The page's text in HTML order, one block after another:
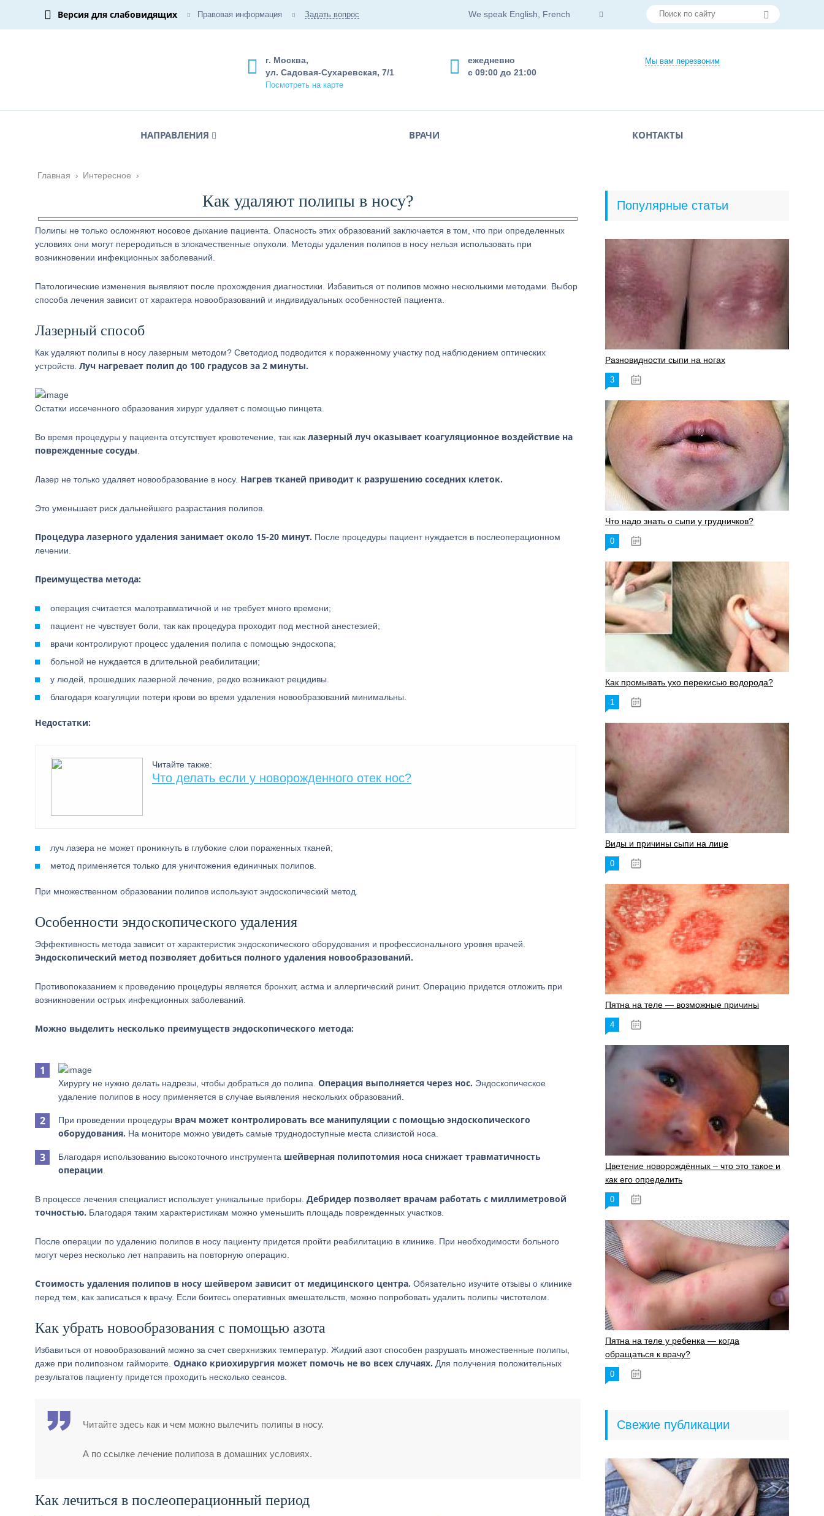
Версия для слабовидящих Правовая информация Задать вопрос We speak English, French
Мы вам перезвоним
ежедневно
с 09:00 до 21:00
г. Москва,
ул. Садовая-Сухаревская, 7/1
Посмотреть на карте
НАПРАВЛЕНИЯ ВРАЧИ КОНТАКТЫ
Главная › Интересное ›
Как удаляют полипы в носу?
Полипы не только осложняют носовое дыхание пациента. Опасность этих образований заключается в том, что при определенных
условиях они могут переродиться в злокачественные опухоли. Методы удаления полипов в носу нельзя использовать при
возникновении инфекционных заболеваний.
Патологические изменения выявляют после прохождения диагностики. Избавиться от полипов можно несколькими методами. Выбор
способа лечения зависит от характера новообразований и индивидуальных особенностей пациента.
Лазерный способ
Как удаляют полипы в носу лазерным методом? Светодиод подводится к пораженному участку под наблюдением оптических
устройств. Луч нагревает полип до 100 градусов за 2 минуты.
Остатки иссеченного образования хирург удаляет с помощью пинцета.
Во время процедуры у пациента отсутствует кровотечение, так как лазерный луч оказывает коагуляционное воздействие на
поврежденные сосуды
Лазер не только удаляет новообразование в носу. Нагрев тканей приводит к разрушению соседних клеток.
Это уменьшает риск дальнейшего разрастания полипов.
Процедура лазерного удаления занимает около 15-20 минут. После процедуры пациент нуждается в послеоперационном
лечении.
Преимущества метода:
операция считается малотравматичной и не требует много времени;
пациент не чувствует боли, так как процедура проходит под местной анестезией;
врачи контролируют процесс удаления полипа с помощью эндоскопа;
больной не нуждается в длительной реабилитации;
у людей, прошедших лазерной лечение, редко возникают рецидивы.
благодаря коагуляции потери крови во время удаления новообразований минимальны.
Недостатки:
Читайте также:
Что делать если у новорожденного отек нос?
луч лазера не может проникнуть в глубокие слои пораженных тканей;
метод применяется только для уничтожения единичных полипов.
При множественном образовании полипов используют эндоскопический метод.
Особенности эндоскопического удаления
Эффективность метода зависит от характеристик эндоскопического оборудования и профессионального уровня врачей.
Эндоскопический метод позволяет добиться полного удаления новообразований.
Противопоказанием к проведению процедуры является бронхит, астма и аллергический ринит. Операцию придется отложить при
возникновении острых инфекционных заболеваний.
Можно выделить несколько преимуществ эндоскопического метода:
Хирургу не нужно делать надрезы, чтобы добраться до полипа. Операция выполняется через нос. Эндоскопическое
удаление полипов в носу применяется в случае выявления нескольких образований.
При проведении процедуры врач может контролировать все манипуляции с помощью эндоскопического
оборудования. На мониторе можно увидеть самые труднодоступные места слизистой носа.
Благодаря использованию высокоточного инструмента шейверная полипотомия носа снижает травматичность
операции
В процессе лечения специалист использует уникальные приборы. Дебридер позволяет врачам работать с миллиметровой
точностью. Благодаря таким характеристикам можно уменьшить площадь поврежденных участков.
После операции по удалению полипов в носу пациенту придется пройти реабилитацию в клинике. При необходимости больного
могут через несколько лет направить на повторную операцию.
Стоимость удаления полипов в носу шейвером зависит от медицинского центра. Обязательно изучите отзывы о клинике
перед тем, как записаться к врачу. Если боитесь оперативных вмешательств, можно попробовать удалить полипы чистотелом.
Как убрать новообразования с помощью азота
Избавиться от новообразований можно за счет сверхнизких температур. Жидкий азот способен разрушать множественные полипы,
даже при полипозном гайморите. Однако криохирургия может помочь не во всех случаях. Для получения положительных
результатов пациенту придется проходить несколько сеансов.
Читайте здесь как и чем можно вылечить полипы в носу.
А по ссылке лечение полипоза в домашних условиях.
Как лечиться в послеоперационный период
Популярные статьи
Разновидности сыпи на ногах
3
Что надо знать о сыпи у грудничков?
0
Как промывать ухо перекисью водорода?
1
Виды и причины сыпи на лице
0
Пятна на теле — возможные причины
4
Цветение новорождённых – что это такое и
как его определить
0
Пятна на теле у ребенка — когда
обращаться к врачу?
0
Свежие публикации